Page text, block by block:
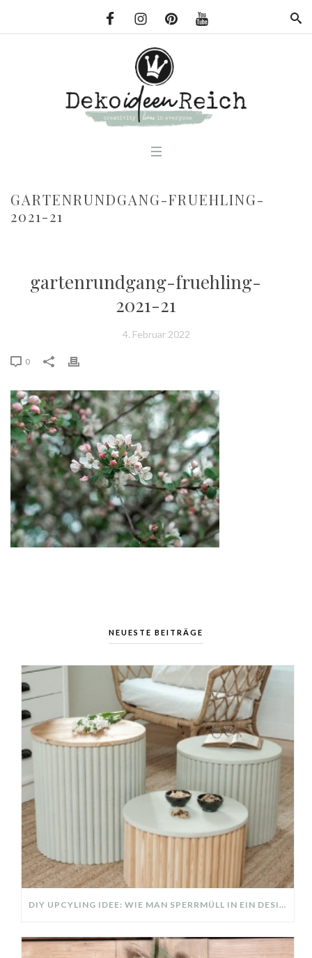
GARTENRUNDGANG-FRUEHLING-
2021-21
gartenrundgang-fruehling-
2021-21
4. Februar 2022
0
NEUESTE BEITRÄGE
DIY UPCYLING IDEE: WIE MAN SPERRMÜLL IN EIN DESIGNER TEIL VERWANDELT